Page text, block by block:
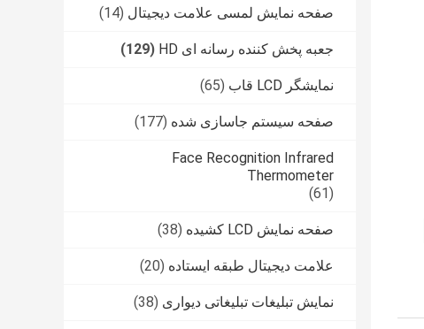
صفحه نمایش لمسی علامت دیجیتال (14)
جعبه پخش کننده رسانه ای HD (129)
نمایشگر LCD قاب (65)
صفحه سیستم جاسازی شده (177)
Face Recognition Infrared
Thermometer
(61)
صفحه نمایش LCD کشیده (38)
علامت دیجیتال طبقه ایستاده (20)
نمایش تبلیغات تبلیغاتی دیواری (38)